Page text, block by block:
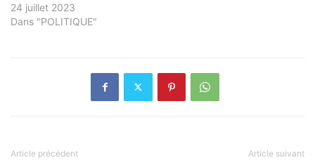
24 juillet 2023
Dans "POLITIQUE"
Article précédent Article suivant